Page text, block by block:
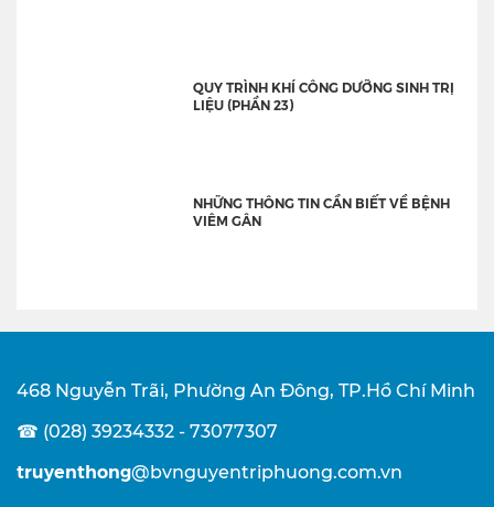
QUY TRÌNH KHÍ CÔNG DƯỠNG SINH TRỊ
LIỆU (PHẦN 23)
NHỮNG THÔNG TIN CẦN BIẾT VỀ BỆNH
VIÊM GÂN
468 Nguyễn Trãi, Phường An Đông, TP.Hồ Chí Minh
☎ (028) 39234332 - 73077307
truyenthong@bvnguyentriphuong.com.vn